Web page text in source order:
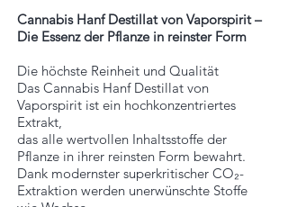
Cannabis Hanf Destillat von Vaporspirit –
Die Essenz der Pflanze in reinster Form
Die höchste Reinheit und Qualität
Das Cannabis Hanf Destillat von
Vaporspirit ist ein hochkonzentriertes
Extrakt,
das alle wertvollen Inhaltsstoffe der
Pflanze in ihrer reinsten Form bewahrt.
Dank modernster superkritischer CO₂-
Extraktion werden unerwünschte Stoffe